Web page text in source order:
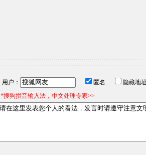
用户： 匿名 隐藏地
*搜狗拼音输入法，中文处理专家>>